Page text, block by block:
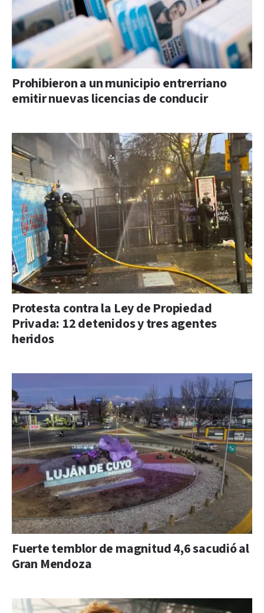
Prohibieron a un municipio entrerriano
emitir nuevas licencias de conducir
Protesta contra la Ley de Propiedad
Privada: 12 detenidos y tres agentes
heridos
Fuerte temblor de magnitud 4,6 sacudió al
Gran Mendoza